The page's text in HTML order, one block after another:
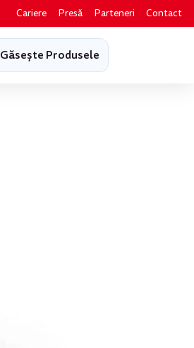
Cariere Presă Parteneri Contact
Găsește Produsele